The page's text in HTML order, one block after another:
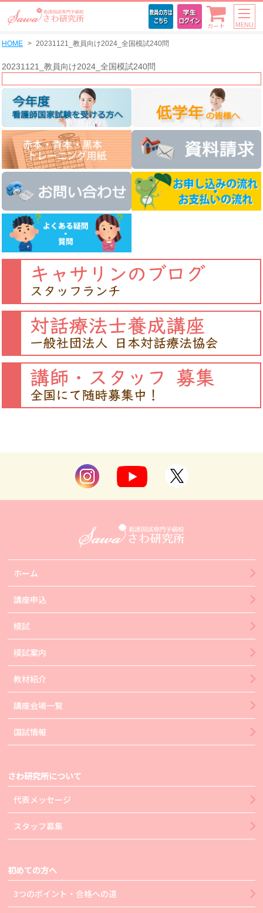
カート MENU
HOME 20231121_教員向け2024_全国模試240問
20231121_教員向け2024_全国模試240問
ホーム
講座申込
模試
模試案内
教材紹介
講座会場一覧
国試情報
さわ研究所について
代表メッセージ
スタッフ募集
初めての方へ
3つのポイント・合格への道